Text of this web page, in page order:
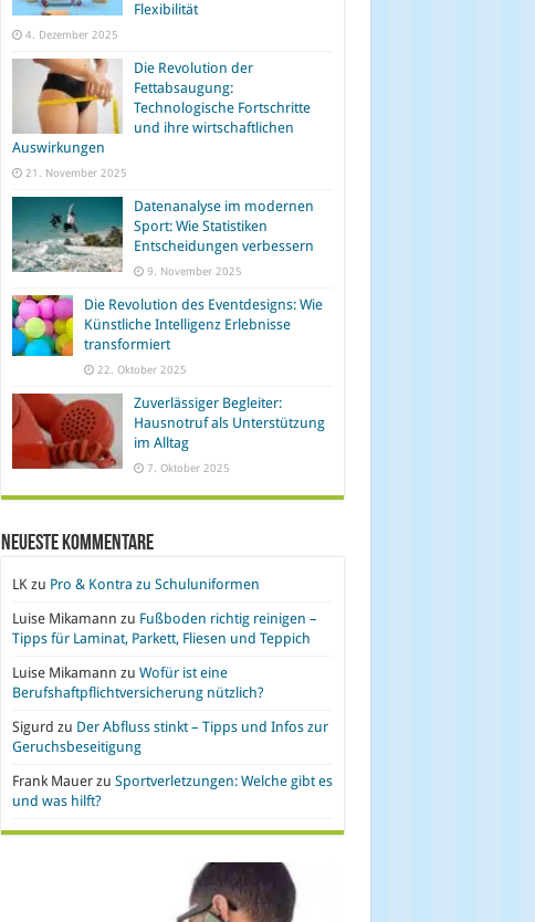
Flexibilität
4. Dezember 2025
Die Revolution der
Fettabsaugung:
Technologische Fortschritte
und ihre wirtschaftlichen
Auswirkungen
21. November 2025
Datenanalyse im modernen
Sport: Wie Statistiken
Entscheidungen verbessern
9. November 2025
Die Revolution des Eventdesigns: Wie
Künstliche Intelligenz Erlebnisse
transformiert
22. Oktober 2025
Zuverlässiger Begleiter:
Hausnotruf als Unterstützung
im Alltag
7. Oktober 2025
Neueste Kommentare
LKzu Pro & Kontra zu Schuluniformen
Luise Mikamann zu Fußboden richtig reinigen –
Tipps für Laminat, Parkett, Fliesen und Teppich
Luise Mikamann zu Wofür ist eine
Berufshaftpflichtversicherung nützlich?
Sigurd zu Der Abfluss stinkt – Tipps und Infos zur
Geruchsbeseitigung
Frank Mauerzu Sportverletzungen: Welche gibt es
und was hilft?